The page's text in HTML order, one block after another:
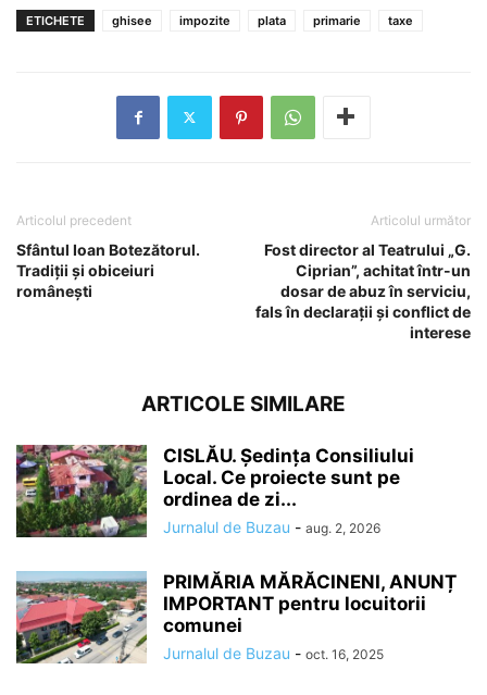
ETICHETE ghisee impozite plata primarie taxe
Articolul precedent
Sfântul Ioan Botezătorul.
Tradiții și obiceiuri
românești
Articolul următor
Fost director al Teatrului „G.
Ciprian”, achitat într-un
dosar de abuz în serviciu,
fals în declaraţii şi conflict de
interese
ARTICOLE SIMILARE
CISLĂU. Ședința Consiliului
Local. Ce proiecte sunt pe
ordinea de zi...
Jurnalul de Buzau - aug. 2, 2026
PRIMĂRIA MĂRĂCINENI, ANUNȚ
IMPORTANT pentru locuitorii
comunei
Jurnalul de Buzau - oct. 16, 2025